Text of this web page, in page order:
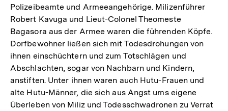
Polizeibeamte und Armeeangehörige. Milizenführer
Robert Kavuga und Lieut-Colonel Theomeste
Bagasora aus der Armee waren die führenden Köpfe.
Dorfbewohner ließen sich mit Todesdrohungen von
ihnen einschüchtern und zum Totschlägen und
Abschlachten, sogar von Nachbarn und Kindern,
anstiften. Unter ihnen waren auch Hutu-Frauen und
alte Hutu-Männer, die sich aus Angst ums eigene
Überleben von Miliz und Todesschwadronen zu Verrat